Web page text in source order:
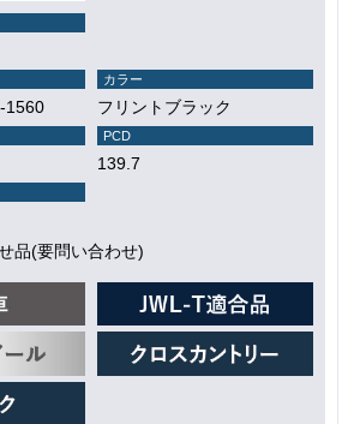
1560
カラー
フリントブラック
PCD
139.7
品(要問い合わせ)